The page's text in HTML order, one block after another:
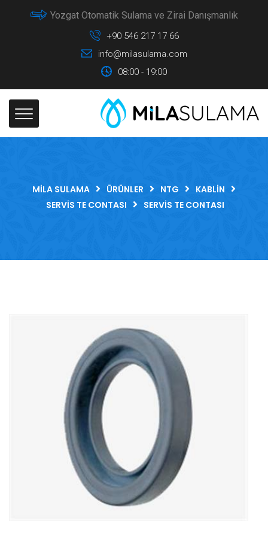
Yozgat Otomatik Sulama ve Zirai Danışmanlık
+90 546 217 17 66
info@milasulama.com
08:00 - 19:00
MILA SULAMA ÜRÜNLER NTG
KABLIN
SERVIS TE CONTASI
SERVIS TE CONTASI